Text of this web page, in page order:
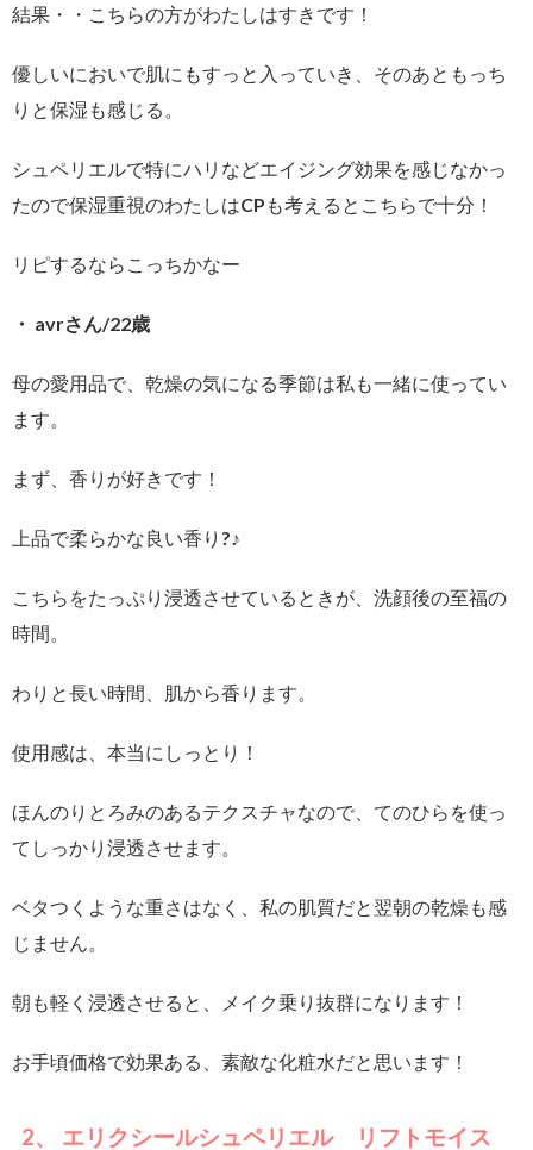
結果・・こちらの方がわたしはすきです！
優しいにおいで肌にもすっと入っていき、そのあともっち
りと保湿も感じる。
シュペリエルで特にハリなどエイジング効果を感じなかっ
たので保湿重視のわたしはCPも考えるとこちらで十分！
リピするならこっちかなー
・ avrさん/22歳
母の愛用品で、乾燥の気になる季節は私も一緒に使ってい
ます。
まず、香りが好きです！
上品で柔らかな良い香り?♪
こちらをたっぷり浸透させているときが、洗顔後の至福の
時間。
わりと長い時間、肌から香ります。
使用感は、本当にしっとり！
ほんのりとろみのあるテクスチャなので、てのひらを使っ
てしっかり浸透させます。
ベタつくような重さはなく、私の肌質だと翌朝の乾燥も感
じません。
朝も軽く浸透させると、メイク乗り抜群になります！
お手頃価格で効果ある、素敵な化粧水だと思います！
2、 エリクシールシュペリエル リフトモイス